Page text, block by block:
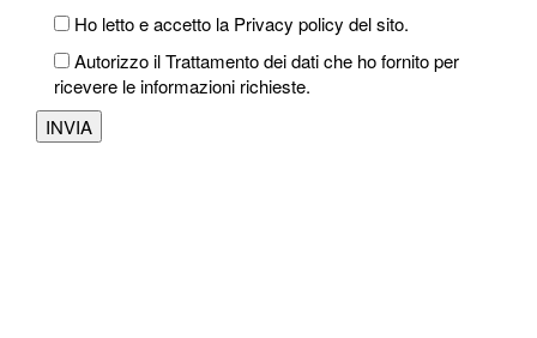
Ho letto e accetto la Privacy policy del sito.
Autorizzo il Trattamento dei dati che ho fornito per
ricevere le informazioni richieste.